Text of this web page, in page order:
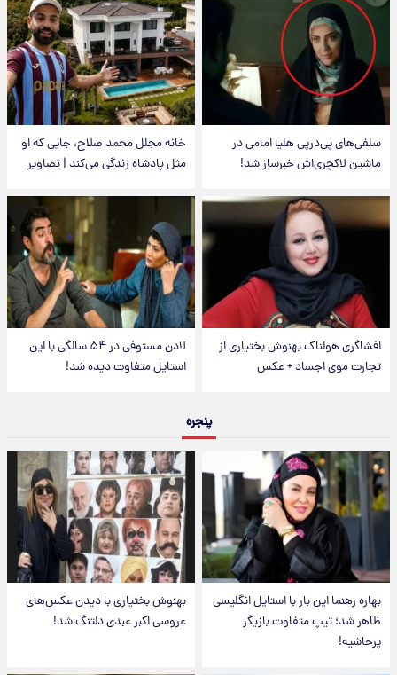
سلفی‌های پی‌درپی هلیا امامی در
ماشین لاکچری‌اش خبرساز شد!
خانه مجلل محمد صلاح، جایی که او
مثل پادشاه زندگی می‌کند | تصاویر
افشاگری هولناک بهنوش بختیاری از
تجارت موی اجساد + عکس
لادن مستوفی در ۵۴ سالگی با این
استایل متفاوت دیده شد!
پنجره
بهاره رهنما این بار با استایل انگلیسی
ظاهر شد؛ تیپ متفاوت بازیگر
پرحاشیه!
بهنوش بختیاری با دیدن عکس‌های
عروسی اکبر عبدی دلتنگ شد!